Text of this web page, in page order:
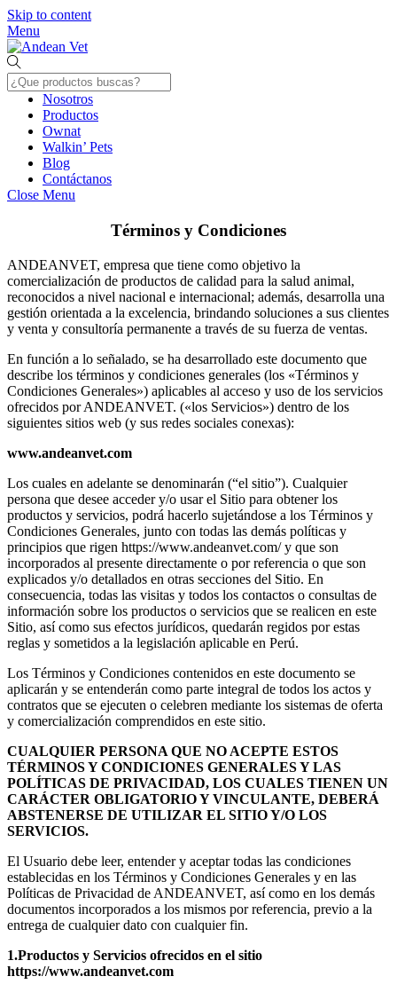
Skip to content
Menu
Nosotros
Productos
Ownat
Walkin’ Pets
Blog
Contáctanos
Close Menu
Términos y Condiciones
ANDEANVET, empresa que tiene como objetivo la
comercialización de productos de calidad para la salud animal,
reconocidos a nivel nacional e internacional; además, desarrolla una
gestión orientada a la excelencia, brindando soluciones a sus clientes
y venta y consultoría permanente a través de su fuerza de ventas.
En función a lo señalado, se ha desarrollado este documento que
describe los términos y condiciones generales (los «Términos y
Condiciones Generales») aplicables al acceso y uso de los servicios
ofrecidos por ANDEANVET. («los Servicios») dentro de los
siguientes sitios web (y sus redes sociales conexas):
www.andeanvet.com
Los cuales en adelante se denominarán (“el sitio”). Cualquier
persona que desee acceder y/o usar el Sitio para obtener los
productos y servicios, podrá hacerlo sujetándose a los Términos y
Condiciones Generales, junto con todas las demás políticas y
principios que rigen https://www.andeanvet.com/ y que son
incorporados al presente directamente o por referencia o que son
explicados y/o detallados en otras secciones del Sitio. En
consecuencia, todas las visitas y todos los contactos o consultas de
información sobre los productos o servicios que se realicen en este
Sitio, así como sus efectos jurídicos, quedarán regidos por estas
reglas y sometidos a la legislación aplicable en Perú.
Los Términos y Condiciones contenidos en este documento se
aplicarán y se entenderán como parte integral de todos los actos y
contratos que se ejecuten o celebren mediante los sistemas de oferta
y comercialización comprendidos en este sitio.
CUALQUIER PERSONA QUE NO ACEPTE ESTOS
TÉRMINOS Y CONDICIONES GENERALES Y LAS
POLÍTICAS DE PRIVACIDAD, LOS CUALES TIENEN UN
CARÁCTER OBLIGATORIO Y VINCULANTE, DEBERÁ
ABSTENERSE DE UTILIZAR EL SITIO Y/O LOS
SERVICIOS.
El Usuario debe leer, entender y aceptar todas las condiciones
establecidas en los Términos y Condiciones Generales y en las
Políticas de Privacidad de ANDEANVET, así como en los demás
documentos incorporados a los mismos por referencia, previo a la
entrega de cualquier dato con cualquier fin.
1.Productos y Servicios ofrecidos en el sitio
https://www.andeanvet.com